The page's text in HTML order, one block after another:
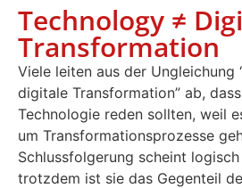
Technology ≠
Transformation
Viele leiten aus der Ungleichung
digitale Transformation” ab,
Technologie reden sollten, weil
um Transformationsprozesse
Schlussfolgerung scheint
trotzdem ist sie das Gegenteil